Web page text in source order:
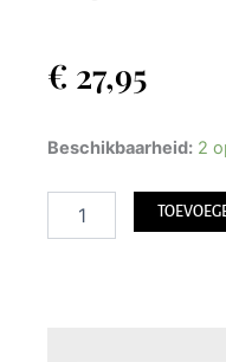
€ 27,95
Beschikbaarheid: 2
Kandelaar
Polyresin
Goud
aantal